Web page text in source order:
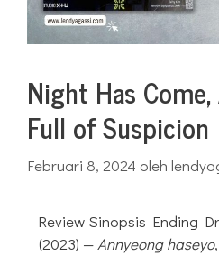
Night Has
Full of Suspicion
Februari 8, 2024 oleh
Review Sinopsis Ending
(2023) —Annyeong haseyo